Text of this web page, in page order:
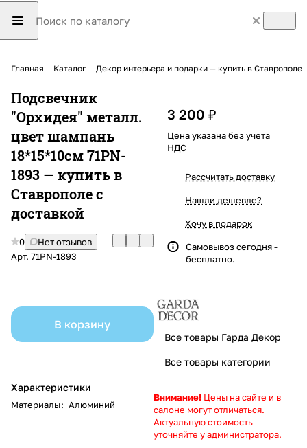
Главная Каталог Декор интерьера и подарки — купить в Ставрополе
Подсвечник
"Орхидея" металл.
цвет шампань
18*15*10см 71PN-
1893 — купить в
Ставрополе с
доставкой
0
Нет отзывов
Арт. 71PN-1893
В корзину
Характеристики
Материалы: Алюминий
3 200 ₽
Цена указана без учета
НДС
Рассчитать доставку
Нашли дешевле?
Хочу в подарок
Самовывоз сегодня -
бесплатно.
Все товары Гарда Декор
Все товары категории
Внимание! Цены на сайте и в
салоне могут отличаться.
Актуальную стоимость
уточняйте у администратора.